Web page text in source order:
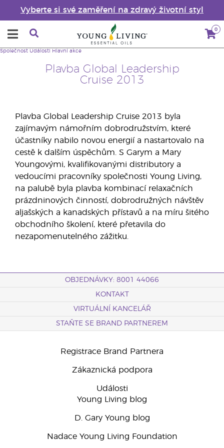
Vyberte si své zaměření na zdravý životní styl
0
Plavba Global Leadership
Cruise 2013
Společnost Události Hlavní akce
Plavba Global Leadership Cruise 2013 byla
zajímavým námořním dobrodružstvím, které
účastníky nabilo novou energií a nastartovalo na
cestě k dalším úspěchům. S Garym a Mary
Youngovými, kvalifikovanými distributory a
vedoucími pracovníky společnosti Young Living,
na palubě byla plavba kombinací relaxačních
prázdninových činností, dobrodružných návštěv
aljašských a kanadských přístavů a na míru šitého
obchodního školení, které přetavila do
nezapomenutelného zážitku.
OBJEDNÁVKY: 8001 44066
KONTAKT
VIRTUÁLNÍ KANCELÁŘ
STAŇTE SE BRAND PARTNEREM
Registrace Brand Partnera
Zákaznická podpora
Události
Young Living blog
D. Gary Young blog
Nadace Young Living Foundation